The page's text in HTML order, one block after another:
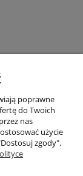
poprawne
do Twoich
nas
użycie
zgody".